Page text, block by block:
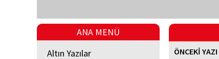
ANA MENÜ
Altın Yazılar
ÖNCEKİ YAZI